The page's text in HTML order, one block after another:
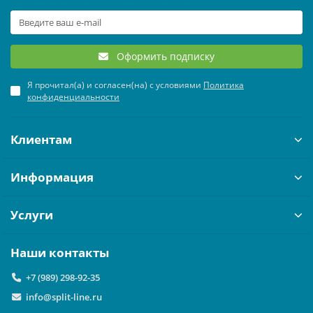
ЧИЛЛЕРЫ И ФАНКОЙЛЫ
КРЫШНЫЕ КОНДИЦИОНЕРЫ (РУФТОПЫ)
ПРЕЦИЗИОННЫЕ КОНДИЦИОНЕРЫ
УВЛАЖНИТЕЛИ ВОЗДУХА
ТЕПЛОВЫЕ ПУШКИ
ТЕРМОРЕГУЛЯТОРЫ
ТРУБЫ, ШЛАНГИ И ФИТИНГИ
ОНЛАЙН-КАЛЬКУЛЯТОР
Оформить подписку
Я прочитал(а) и согласен(на) с условиями Политика
конфиденциальности
Клиентам
Информация
Услуги
Наши контакты
+7 (989) 298-92-35
info@split-line.ru